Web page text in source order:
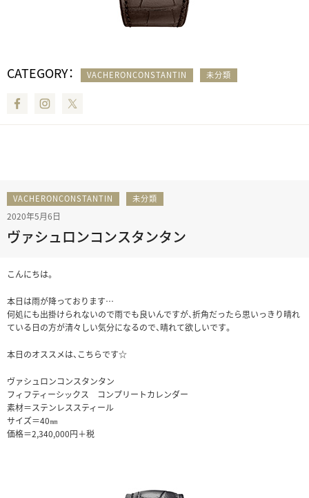
CATEGORY： VACHERONCONSTANTIN 未分類
FacebookInstagram
VACHERONCONSTANTIN 未分類
2020年5月6日
ヴァシュロンコンスタンタン
こんにちは。
本日は雨が降っております…
何処にも出掛けられないので雨でも良いんですが、折角だったら思いっきり晴れ
ている日の方が清々しい気分になるので、晴れて欲しいです。
本日のオススメは、こちらです☆
ヴァシュロンコンスタンタン
フィフティーシックス コンプリートカレンダー
素材＝ステンレススティール
サイズ＝40㎜
価格＝2,340,000円＋税